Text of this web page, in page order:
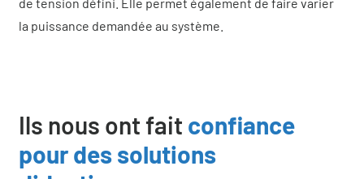
la puissance demandée au système.
Ils nous ont fait confiance
pour des solutions